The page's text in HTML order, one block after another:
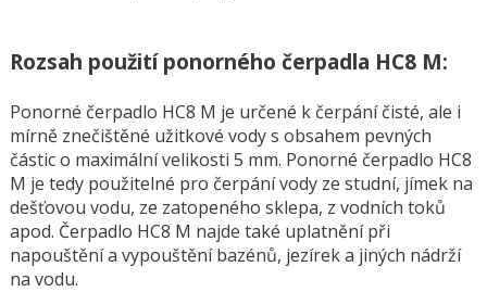
Rozsah použití ponorného čerpadla HC8 M:
Ponorné čerpadlo HC8 M je určené k čerpání čisté, ale i
mírně znečištěné užitkové vody s obsahem pevných
částic o maximální velikosti 5 mm. Ponorné čerpadlo HC8
M je tedy použitelné pro čerpání vody ze studní, jímek na
dešťovou vodu, ze zatopeného sklepa, z vodních toků
apod. Čerpadlo HC8 M najde také uplatnění při
napouštění a vypouštění bazénů, jezírek a jiných nádrží
na vodu.